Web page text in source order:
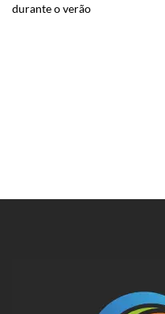
durante o verão